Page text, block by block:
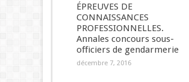
ÉPREUVES DE
CONNAISSANCES
PROFESSIONNELLES.
Annales concours sous-
officiers de gendarmerie
décembre 7, 2016